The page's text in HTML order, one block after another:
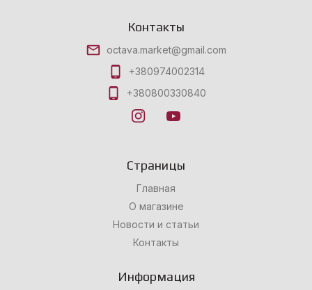
Контакты
octava.market@gmail.com
+380974002314
+380800330840
Страницы
Главная
О магазине
Новости и статьи
Контакты
Информация